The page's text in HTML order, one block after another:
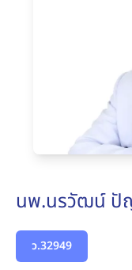
นพ.นรวัฒน์
ว.32949